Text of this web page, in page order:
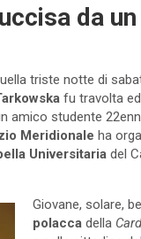
da
triste notte di
fu travolta
amico studente
Meridionale ha
Universitaria del
Giovane, solare,
polacca della